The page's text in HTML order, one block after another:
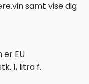
samt vise dig
EU
1, litra f.